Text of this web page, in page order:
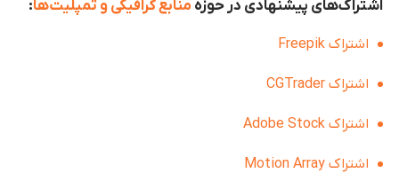
اشتراک‌های پیشنهادی در حوزه منابع گرافیکی و تمپلیت‌ها:
اشتراک Freepik
اشتراک CGTrader
اشتراک Adobe Stock
اشتراک Motion Array